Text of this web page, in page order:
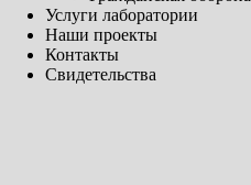
Услуги лаборатории
Наши проекты
Контакты
Свидетельства